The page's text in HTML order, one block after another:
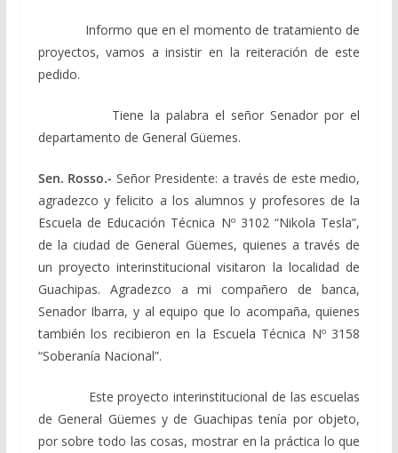
Informo que en el momento de tratamiento de
proyectos, vamos a insistir en la reiteración de este
pedido.
Tiene la palabra el señor Senador por el
departamento de General Güemes.
Sen. Rosso.- Señor Presidente: a través de este medio,
agradezco y felicito a los alumnos y profesores de la
Escuela de Educación Técnica Nº 3102 “Nikola Tesla”,
de la ciudad de General Güemes, quienes a través de
un proyecto interinstitucional visitaron la localidad de
Guachipas. Agradezco a mi compañero de banca,
Senador Ibarra, y al equipo que lo acompaña, quienes
también los recibieron en la Escuela Técnica Nº 3158
“Soberanía Nacional”.
Este proyecto interinstitucional de las escuelas
de General Güemes y de Guachipas tenía por objeto,
por sobre todo las cosas, mostrar en la práctica lo que